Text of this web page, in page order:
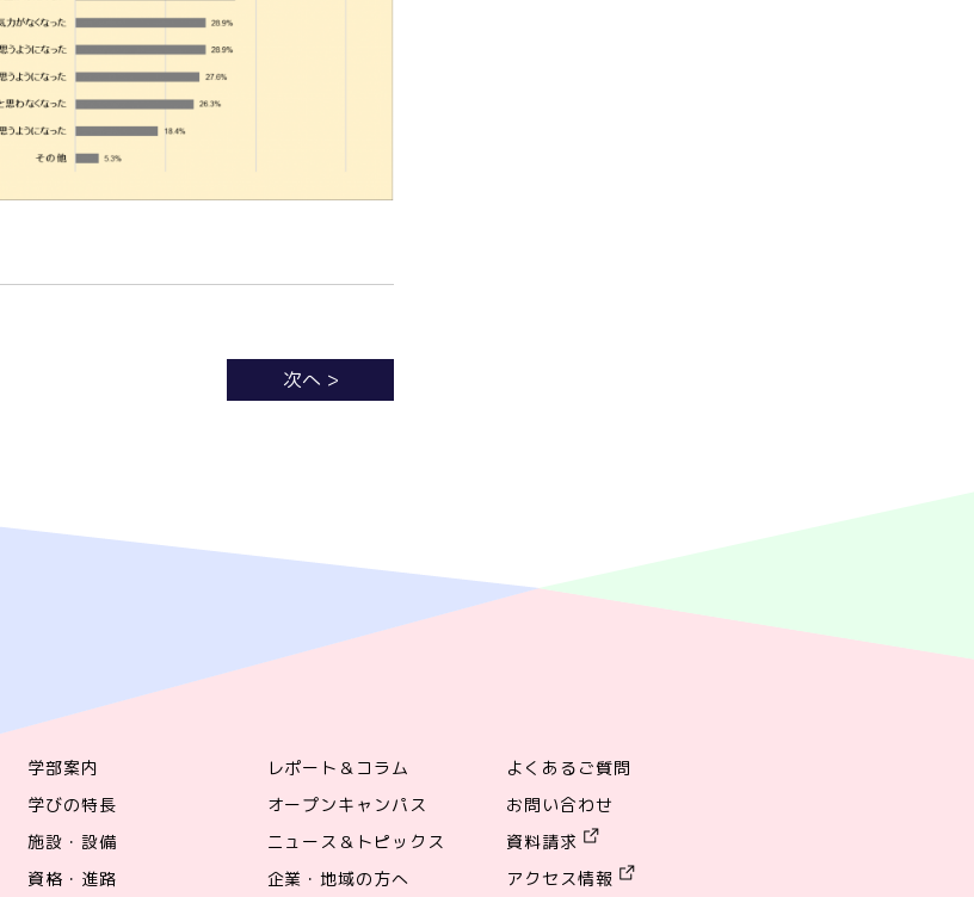
次へ >
学部案内
学びの特長
施設・設備
資格・進路
レポート＆コラム
オープンキャンパス
ニュース＆トピックス
企業・地域の方へ
よくあるご質問
お問い合わせ
資料請求
アクセス情報